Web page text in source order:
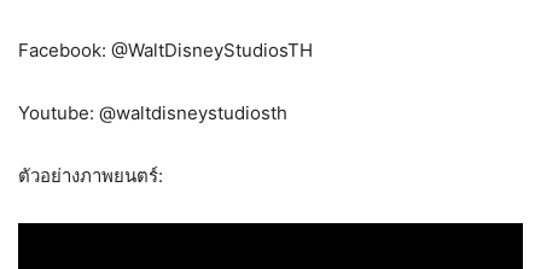
Facebook: @WaltDisneyStudiosTH
Youtube: @waltdisneystudiosth
ตัวอย่างภาพยนตร์: